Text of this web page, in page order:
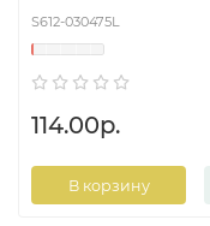
S612-030475L
114.00р.
В корзину